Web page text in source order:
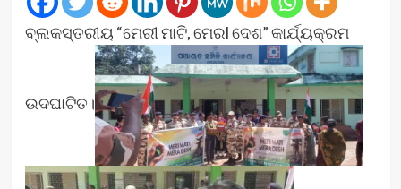
ବ୍ଲକସ୍ତରୀୟ “ମେରୀ ମାଟି, ମେରl ଦେଶ” କାର୍ଯ୍ୟକ୍ରମ
ଉଦଘାଟିତ।